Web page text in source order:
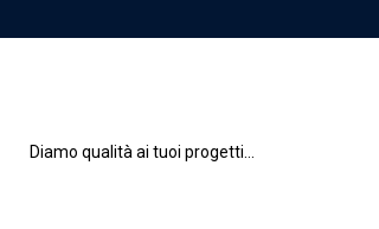
Diamo qualità ai tuoi progetti...